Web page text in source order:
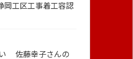
岡工区工事着工容認
佐藤幸子さんの